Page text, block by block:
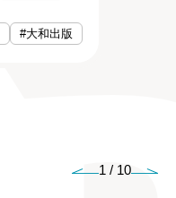
#大和出版
1 / 10